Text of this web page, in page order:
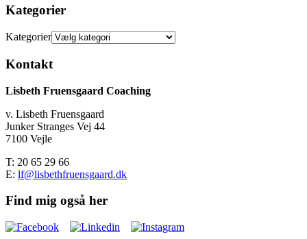
Kategorier
Kategorier
Kontakt
Lisbeth Fruensgaard Coaching
v. Lisbeth Fruensgaard
Junker Stranges Vej 44
7100 Vejle
T: 20 65 29 66
E: lf@lisbethfruensgaard.dk
Find mig også her